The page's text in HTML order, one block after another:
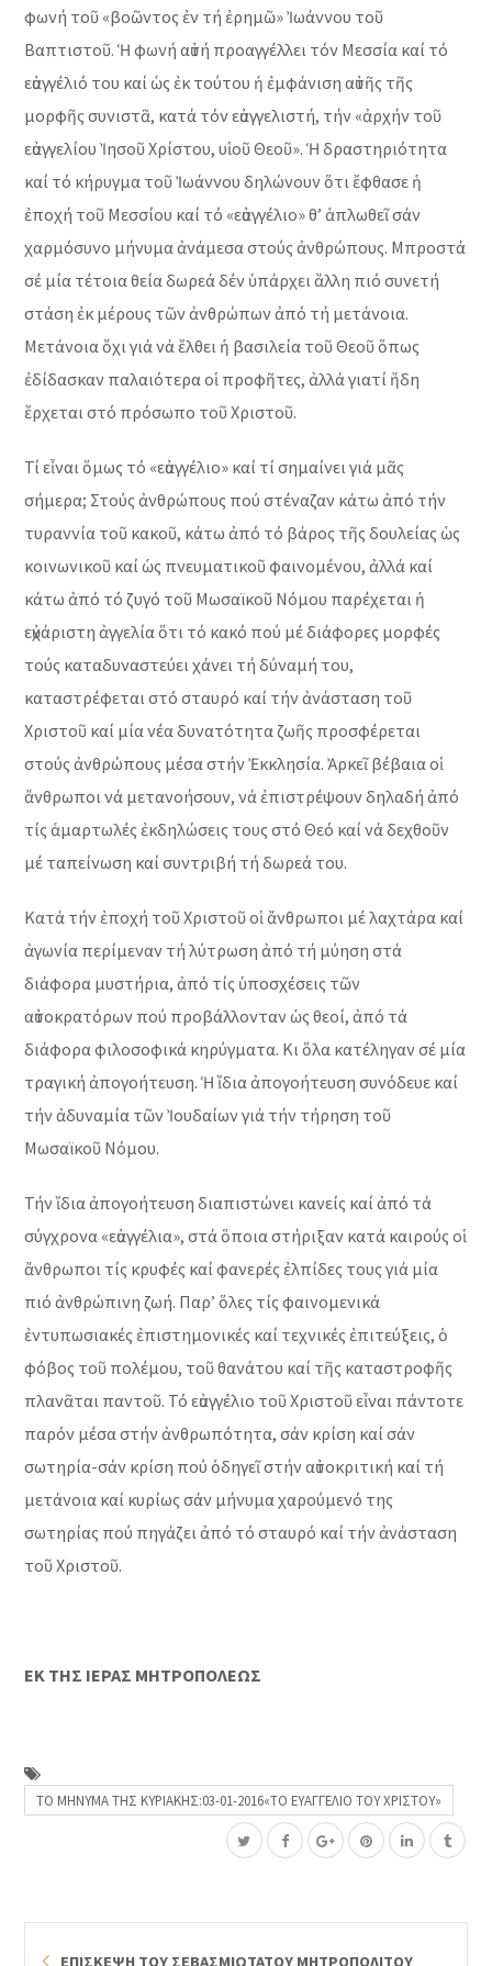
φωνή τοῦ «βοῶντος ἐν τή ἐρημῶ» Ἰωάννου τοῦ
Βαπτιστοῦ. Ἡ φωνή αὐτή προαγγέλλει τόν Μεσσία καί τό
εὐαγγέλιό του καί ὡς ἐκ τούτου ἡ ἐμφάνιση αὐτῆς τῆς
μορφῆς συνιστᾶ, κατά τόν εὐαγγελιστή, τήν «ἀρχήν τοῦ
εὐαγγελίου Ἰησοῦ Χρίστου, υἱοῦ Θεοῦ». Ἡ δραστηριότητα
καί τό κήρυγμα τοῦ Ἰωάννου δηλώνουν ὅτι ἔφθασε ἡ
ἐποχή τοῦ Μεσσίου καί τό «εὐαγγέλιο» θ’ ἁπλωθεῖ σάν
χαρμόσυνο μήνυμα ἀνάμεσα στούς ἀνθρώπους. Μπροστά
σέ μία τέτοια θεία δωρεά δέν ὑπάρχει ἄλλη πιό συνετή
στάση ἐκ μέρους τῶν ἀνθρώπων ἀπό τή μετάνοια.
Μετάνοια ὄχι γιά νά ἔλθει ἡ βασιλεία τοῦ Θεοῦ ὅπως
ἐδίδασκαν παλαιότερα οἱ προφῆτες, ἀλλά γιατί ἤδη
ἔρχεται στό πρόσωπο τοῦ Χριστοῦ.
Τί εἶναι ὅμως τό «εὐαγγέλιο» καί τί σημαίνει γιά μᾶς
σήμερα; Στούς ἀνθρώπους πού στέναζαν κάτω ἀπό τήν
τυραννία τοῦ κακοῦ, κάτω ἀπό τό βάρος τῆς δουλείας ὡς
κοινωνικοῦ καί ὡς πνευματικοῦ φαινομένου, ἀλλά καί
κάτω ἀπό τό ζυγό τοῦ Μωσαϊκοῦ Νόμου παρέχεται ἡ
εὐχάριστη ἀγγελία ὅτι τό κακό πού μέ διάφορες μορφές
τούς καταδυναστεύει χάνει τή δύναμή του,
καταστρέφεται στό σταυρό καί τήν ἀνάσταση τοῦ
Χριστοῦ καί μία νέα δυνατότητα ζωῆς προσφέρεται
στούς ἀνθρώπους μέσα στήν Ἐκκλησία. Ἀρκεῖ βέβαια οἱ
ἄνθρωποι νά μετανοήσουν, νά ἐπιστρέψουν δηλαδή ἀπό
τίς ἁμαρτωλές ἐκδηλώσεις τους στό Θεό καί νά δεχθοῦν
μέ ταπείνωση καί συντριβή τή δωρεά του.
Κατά τήν ἐποχή τοῦ Χριστοῦ οἱ ἄνθρωποι μέ λαχτάρα καί
ἀγωνία περίμεναν τή λύτρωση ἀπό τή μύηση στά
διάφορα μυστήρια, ἀπό τίς ὑποσχέσεις τῶν
αὐτοκρατόρων πού προβάλλονταν ὡς θεοί, ἀπό τά
διάφορα φιλοσοφικά κηρύγματα. Κι ὅλα κατέληγαν σέ μία
τραγική ἀπογοήτευση. Ἡ ἴδια ἀπογοήτευση συνόδευε καί
τήν ἀδυναμία τῶν Ἰουδαίων γιά τήν τήρηση τοῦ
Μωσαϊκοῦ Νόμου.
Τήν ἴδια ἀπογοήτευση διαπιστώνει κανείς καί ἀπό τά
σύγχρονα «εὐαγγέλια», στά ὅποια στήριξαν κατά καιρούς οἱ
ἄνθρωποι τίς κρυφές καί φανερές ἐλπίδες τους γιά μία
πιό ἀνθρώπινη ζωή. Παρ’ ὅλες τίς φαινομενικά
ἐντυπωσιακές ἐπιστημονικές καί τεχνικές ἐπιτεύξεις, ὁ
φόβος τοῦ πολέμου, τοῦ θανάτου καί τῆς καταστροφῆς
πλανᾶται παντοῦ. Τό εὐαγγέλιο τοῦ Χριστοῦ εἶναι πάντοτε
παρόν μέσα στήν ἀνθρωπότητα, σάν κρίση καί σάν
σωτηρία-σάν κρίση πού ὁδηγεῖ στήν αὐτοκριτική καί τή
μετάνοια καί κυρίως σάν μήνυμα χαρούμενό της
σωτηρίας πού πηγάζει ἀπό τό σταυρό καί τήν ἀνάσταση
τοῦ Χριστοῦ.
ΕΚ ΤΗΣ ΙΕΡΑΣ ΜΗΤΡΟΠΟΛΕΩΣ
ΤΟ ΜΗΝΥΜΑ ΤΗΣ ΚΥΡΙΑΚΗΣ:03-01-2016«ΤΟ ΕΥΑΓΓΕΛΙΟ ΤΟΥ ΧΡΙΣΤΟΥ»
ΕΠΙΣΚΕΨΗ ΤΟΥ ΣΕΒΑΣΜΙΩΤΑΤΟΥ ΜΗΤΡΟΠΟΛΙΤΟΥ